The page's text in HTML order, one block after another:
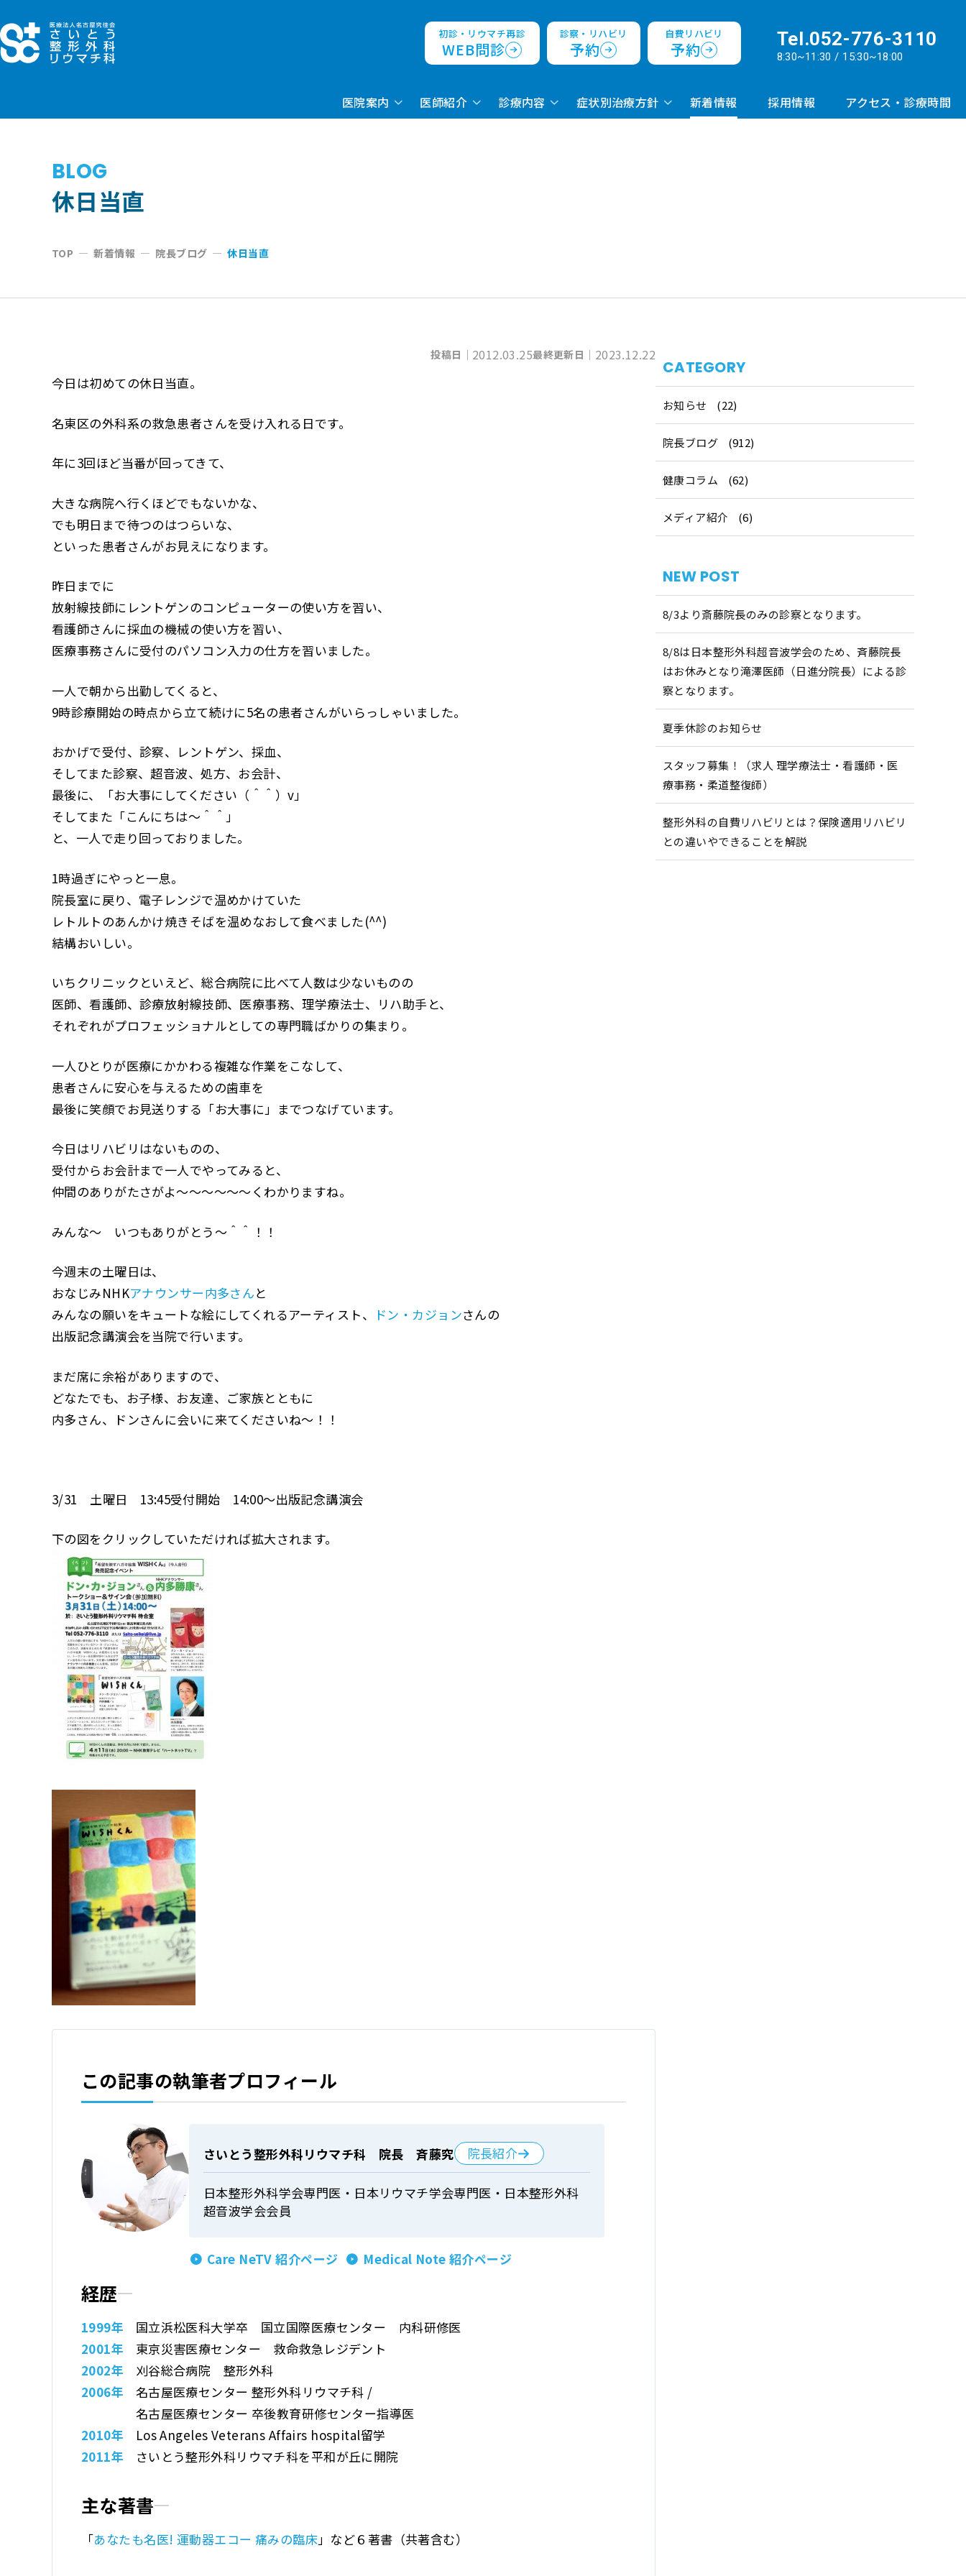
ン
テ
へ
初診・リウマチ再診
WEB問診
診察・リハビリ
予約
自費リハビリ
予約 Tel.052-776-3110
8:30~11:30 / 15:30~18:00
医院案内 医師紹介 診療内容 症状別治療方針 新着情報 採用情報 アクセス・診療時間
BLOG
休日当直
TOP —新着情報 — 院長ブログ —休日当直
投稿日｜ 2012.03.25最終更新日｜ 2023.12.22
今日は初めての休日当直。
名東区の外科系の救急患者さんを受け入れる日です。
年に3回ほど当番が回ってきて、
大きな病院へ行くほどでもないかな、
でも明日まで待つのはつらいな、
といった患者さんがお見えになります。
昨日までに
放射線技師にレントゲンのコンピューターの使い方を習い、
看護師さんに採血の機械の使い方を習い、
医療事務さんに受付のパソコン入力の仕方を習いました。
一人で朝から出勤してくると、
9時診療開始の時点から立て続けに5名の患者さんがいらっしゃいました。
おかげで受付、診察、レントゲン、採血、
そしてまた診察、超音波、処方、お会計、
最後に、「お大事にしてください（＾＾）v」
そしてまた「こんにちは～＾＾」
と、一人で走り回っておりました。
1時過ぎにやっと一息。
院長室に戻り、電子レンジで温めかけていた
レトルトのあんかけ焼きそばを温めなおして食べました(^^)
結構おいしい。
いちクリニックといえど、総合病院に比べて人数は少ないものの
医師、看護師、診療放射線技師、医療事務、理学療法士、リハ助手と、
それぞれがプロフェッショナルとしての専門職ばかりの集まり。
一人ひとりが医療にかかわる複雑な作業をこなして、
患者さんに安心を与えるための歯車を
最後に笑顔でお見送りする「お大事に」までつなげています。
今日はリハビリはないものの、
受付からお会計まで一人でやってみると、
仲間のありがたさがよ～～～～～～くわかりますね。
みんな～ いつもありがとう～＾＾！！
今週末の土曜日は、
おなじみNHKアナウンサー内多さんと
みんなの願いをキュートな絵にしてくれるアーティスト、
ドン・カジョンさんの
出版記念講演会を当院で行います。
まだ席に余裕がありますので、
どなたでも、お子様、お友達、ご家族とともに
内多さん、ドンさんに会いに来てくださいね～！！
3/31 土曜日 13:45受付開始 14:00～出版記念講演会
下の図をクリックしていただければ拡大されます。
この記事の執筆者プロフィール
さいとう整形外科リウマチ科 院長 斉藤究 院長紹介
日本整形外科学会専門医・日本リウマチ学会専門医・日本整形外科
超音波学会会員
Care NeTV 紹介ページ Medical Note 紹介ページ
経歴
1999年 国立浜松医科大学卒
国立国際医療センター 内科研修医
2001年
東京災害医療センター
救命救急レジデント
2002年
刈谷総合病院 整形外科
2006年
名古屋医療センター 整形外科リウマチ科 /
名古屋医療センター 卒後教育研修センター指導医
2010年
Los Angeles Veterans Affairs hospital留学
2011年
さいとう整形外科リウマチ科を平和が丘に開院
主な著書
「あなたも名医! 運動器エコー 痛みの臨床」 など６著書（共著含む）
CATEGORY
お知らせ (22)
院長ブログ (912)
健康コラム (62)
メディア紹介 (6)
NEW POST
8/3より斎藤院長のみの診察となります。
8/8は日本整形外科超音波学会のため、斉藤院長
はお休みとなり滝澤医師（日進分院長）による診
察となります。
夏季休診のお知らせ
スタッフ募集！（求人 理学療法士・看護師・医
療事務・柔道整復師）
整形外科の自費リハビリとは？保険適用リハビリ
との違いやできることを解説